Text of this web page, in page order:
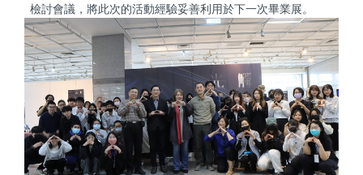
檢討會議，將此次的活動經驗妥善利用於下一次畢業展。